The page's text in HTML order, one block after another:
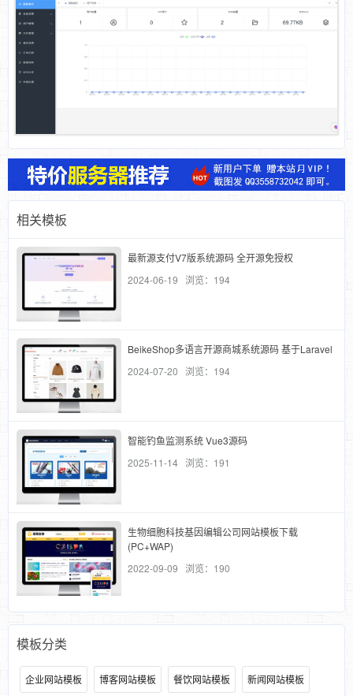
相关模板
最新源支付V7版系统源码 全开源免授权
2024-06-19 浏览：194
BeikeShop多语言开源商城系统源码 基于Laravel
2024-07-20 浏览：194
智能钓鱼监测系统 Vue3源码
2025-11-14 浏览：191
生物细胞科技基因编辑公司网站模板下载
(PC+WAP)
2022-09-09 浏览：190
模板分类
企业网站模板 博客网站模板 餐饮网站模板 新闻网站模板